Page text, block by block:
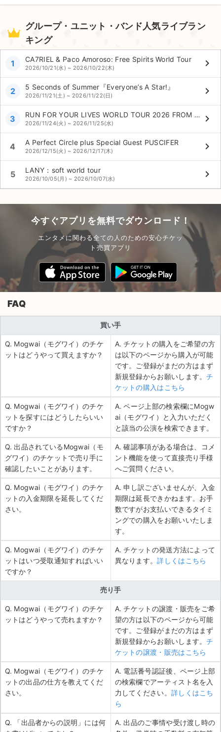
グループ・ユニット・バンド人気ライブラン
キング
1 CA7RIEL & Paco Amoroso: Free Spirits World Tour
2026/10/21(水) ~ 2026/10/22(木) keyboard_arrow_right
2 5 Seconds of Summer『Everyone’s A Star!』
2026/11/21(土) ~ 2026/11/22(日) keyboard_arrow_right
3 RUN FOR YOUR LIVES WORLD TOUR 2026 FROM IRON MAIDEN TO FEAR OF THE DARK
2026/11/24(火) ~ 2026/11/25(水) keyboard_arrow_right
4 A Perfect Circle plus Special Guest PUSCIFER
2026/12/15(火) ~ 2026/12/17(木) keyboard_arrow_right
5 LANY：soft world tour
2026/10/05(月) ~ 2026/10/07(水) keyboard_arrow_right
今すぐアプリを無料でダウンロード！
エンタメに関わる全ての人のための安心チケッ
ト売買アプリ
FAQ
買い手
Q. Mogwai（モグワイ）のチケ
ットはどうやって買えますか？
A. チケットの購入をご希望の方
は以下のページから購入が可能
です。ご登録がまだの方はまず
新規登録からお願いします。チ
ケットの購入はこちら
Q. Mogwai（モグワイ）のチケ
ットを探すにはどうしたらいい
ですか？
A. ページ上部の検索欄にMogw
ai（モグワイ）と入力いただく
と該当の公演を検索できます。
Q. 出品されているMogwai（モ
グワイ）のチケットで売り手に
確認したいことがあります。
A. 確認事項がある場合は、コメ
ント機能を使って直接売り手様
へご質問ください。
Q. Mogwai（モグワイ）のチケ
ットの入金期限を延長してくだ
さい。
A. 申し訳ございませんが、入金
期限は延長できかねます。お手
数ですがお支払いできるタイミ
ングでの購入をお願いいたしま
す。
Q. Mogwai（モグワイ）のチケ
ットはいつ受取通知すればいい
ですか？
A. チケットの発送方法によって
異なります。詳しくはこちら
売り手
Q. Mogwai（モグワイ）のチケ
ットはどうやって売れますか？
A. チケットの譲渡・販売をご希
望の方は以下のページから可能
です。ご登録がまだの方はまず
新規登録からお願いします。チ
ケットの譲渡・販売はこちら
Q. Mogwai（モグワイ）のチケ
ットの出品の仕方を教えてくだ
さい。
A. 電話番号認証後、ページ上部
の検索欄でアーティスト名を入
力してください。 詳しくはこち
ら
Q. 「出品者からの説明」には何
A. 出品のご事情や受け渡し時の